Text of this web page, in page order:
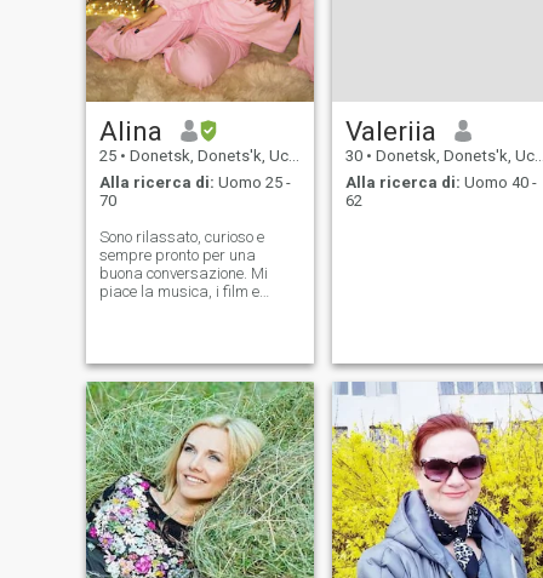
Alina
25 • Donetsk, Donets'k, Ucraina
Alla ricerca di: Uomo 25 -
70
Sono rilassato, curioso e
sempre pronto per una
buona conversazione. Mi
piace la musica, i film e
cuore gentile 🙂
Valeriia
30 • Donetsk, Donets'k, Ucraina
Alla ricerca di: Uomo 40 -
62